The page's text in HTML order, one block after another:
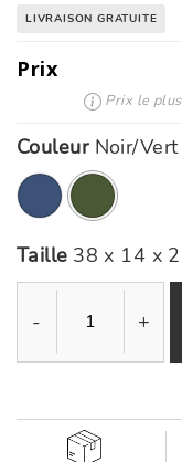
LIVRAISON GRATUITE
Prix
Prix le
Couleur Noir/Vert
ont été
Taille 38 x 14 x
- +